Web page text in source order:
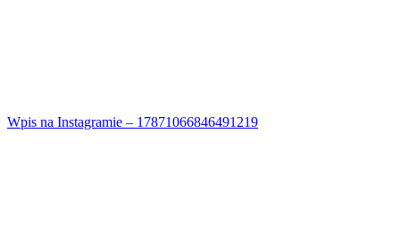
Wpis na Instagramie – 17871066846491219